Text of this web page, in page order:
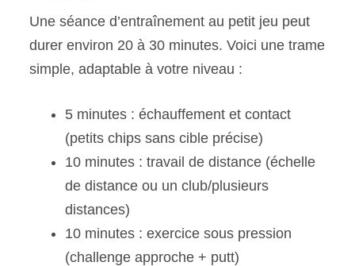
Une séance d’entraînement au petit jeu peut
durer environ 20 à 30 minutes. Voici une trame
simple, adaptable à votre niveau :
5 minutes : échauffement et contact
(petits chips sans cible précise)
10 minutes : travail de distance (échelle
de distance ou un club/plusieurs
distances)
10 minutes : exercice sous pression
(challenge approche + putt)